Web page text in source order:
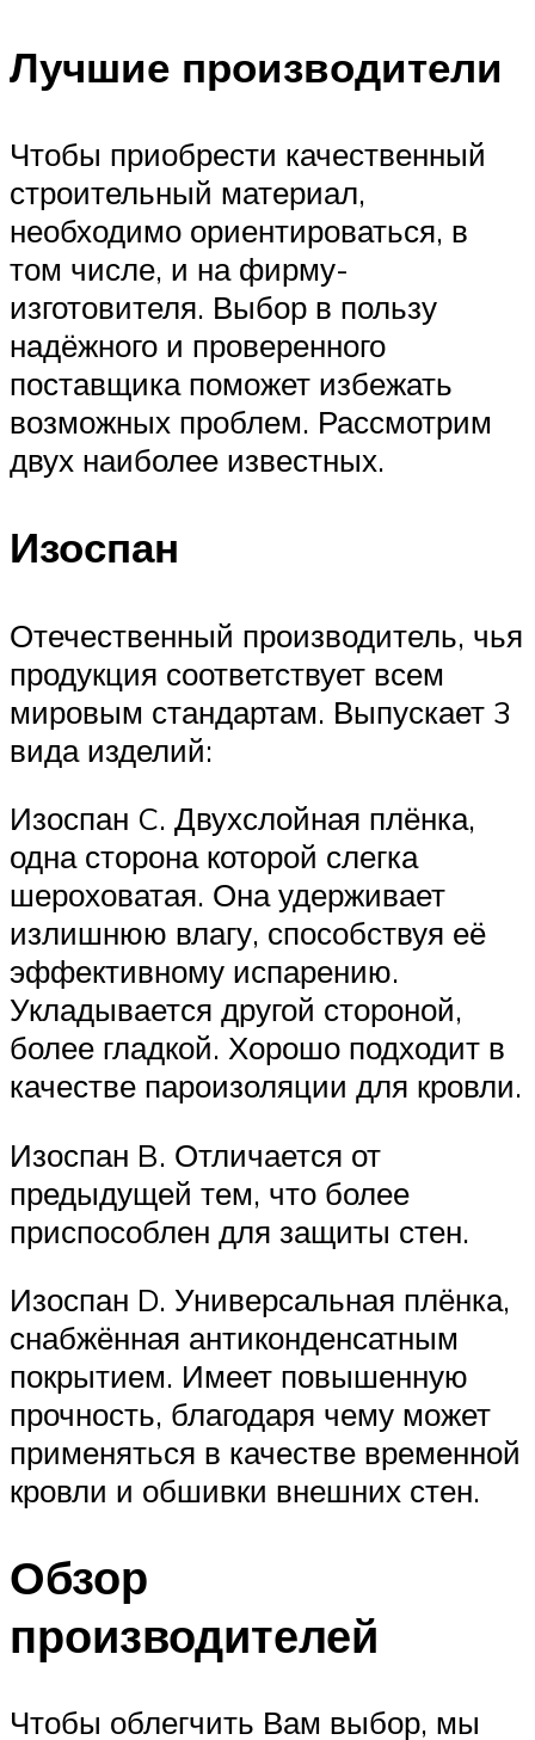
Лучшие производители
Чтобы приобрести качественный
строительный материал,
необходимо ориентироваться, в
том числе, и на фирму-
изготовителя. Выбор в пользу
надёжного и проверенного
поставщика поможет избежать
возможных проблем. Рассмотрим
двух наиболее известных.
Изоспан
Отечественный производитель, чья
продукция соответствует всем
мировым стандартам. Выпускает 3
вида изделий:
Изоспан C. Двухслойная плёнка,
одна сторона которой слегка
шероховатая. Она удерживает
излишнюю влагу, способствуя её
эффективному испарению.
Укладывается другой стороной,
более гладкой. Хорошо подходит в
качестве пароизоляции для кровли.
Изоспан B. Отличается от
предыдущей тем, что более
приспособлен для защиты стен.
Изоспан D. Универсальная плёнка,
снабжённая антиконденсатным
покрытием. Имеет повышенную
прочность, благодаря чему может
применяться в качестве временной
кровли и обшивки внешних стен.
Обзор
производителей
Чтобы облегчить Вам выбор, мы